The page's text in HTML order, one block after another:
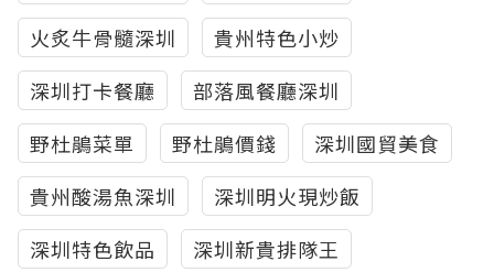
火炙牛骨髓深圳
貴州特色小炒
深圳打卡餐廳
部落風餐廳深圳
野杜鵑菜單
野杜鵑價錢
深圳國貿美食
貴州酸湯魚深圳
深圳明火現炒飯
深圳特色飲品
深圳新貴排隊王